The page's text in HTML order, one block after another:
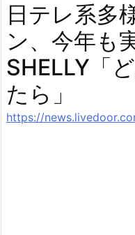
日テレ系多
ン、今年も
SHELLY「
たら」
https://